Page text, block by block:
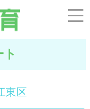
東区